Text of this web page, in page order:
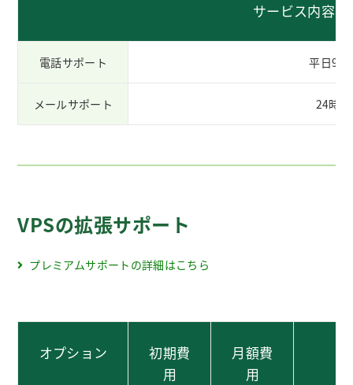
サービス内容
電話サポート 平日
メールサポート 24時
VPSの拡張サポート
プレミアムサポートの詳細はこちら
オプション
初期費
用
月額費
用